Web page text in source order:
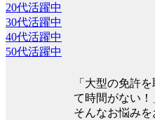
20代活躍中
30代活躍中
40代活躍中
50代活躍中
「大型の免許
て時間がない！
そんなお悩み